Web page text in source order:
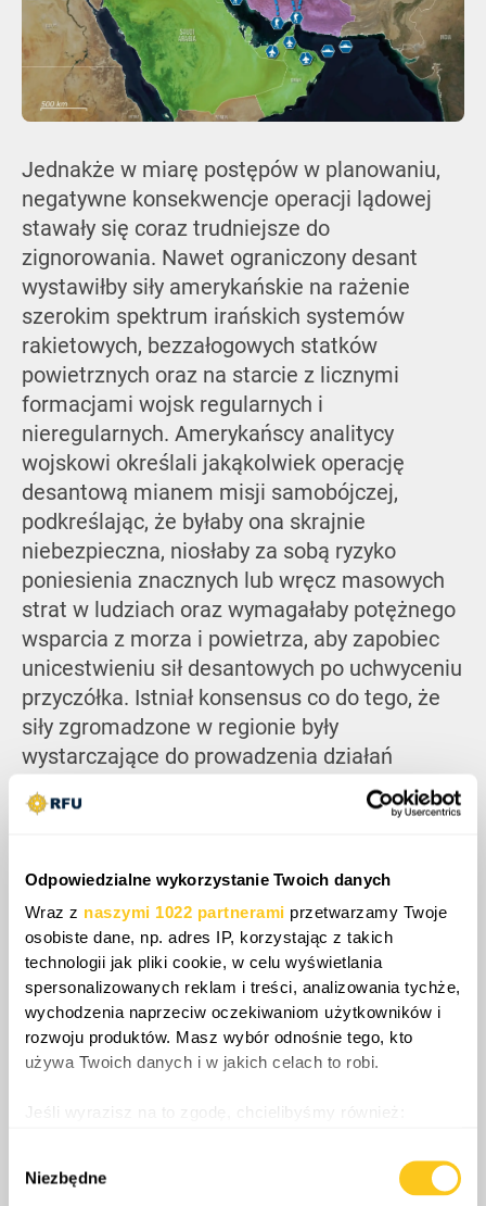
Odpowiedzialne wykorzystanie Twoich danych
Wraz z naszymi 1022 partnerami przetwarzamy Twoje
osobiste dane, np. adres IP, korzystając z takich
technologii jak pliki cookie, w celu wyświetlania
spersonalizowanych reklam i treści, analizowania tychże,
wychodzenia naprzeciw oczekiwaniom użytkowników i
rozwoju produktów. Masz wybór odnośnie tego, kto
używa Twoich danych i w jakich celach to robi.
Jeśli wyrazisz na to zgodę, chcielibyśmy również:
geograficznej z dokładnością nawet do kilku metrów
zgody
Niezbędne
Jednakże w miarę postępów w planowaniu,
negatywne konsekwencje operacji lądowej
stawały się coraz trudniejsze do
zignorowania. Nawet ograniczony desant
wystawiłby siły amerykańskie na rażenie
szerokim spektrum irańskich systemów
rakietowych, bezzałogowych statków
powietrznych oraz na starcie z licznymi
formacjami wojsk regularnych i
nieregularnych. Amerykańscy analitycy
wojskowi określali jakąkolwiek operację
desantową mianem misji samobójczej,
podkreślając, że byłaby ona skrajnie
niebezpieczna, niosłaby za sobą ryzyko
poniesienia znacznych lub wręcz masowych
strat w ludziach oraz wymagałaby potężnego
wsparcia z morza i powietrza, aby zapobiec
unicestwieniu sił desantowych po uchwyceniu
przyczółka. Istniał konsensus co do tego, że
siły zgromadzone w regionie były
wystarczające do prowadzenia działań
rajdowych, ograniczonych desantów czy
opanowania izolowanych celów, takich jak
przeprowadzenia inwazji zdolnej do obalenia
rządu w Teheranie. Jakakolwiek operacja
wykraczająca poza te ograniczone cele
wymagałaby najprawdopodobniej
uruchomienia masowych, dodatkowych
rzutów wojsk. Jednocześnie brak było
racjonalnych przesłanek, by sądzić, że
opanowanie wyspy lub pozycji brzegowej
doprowadzi do nagłego wybuchu masowych
kurdyjskiej czy uzyskania wsparcia ze strony